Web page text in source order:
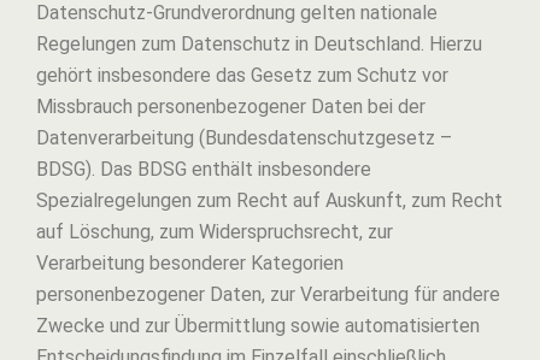
Datenschutz-Grundverordnung gelten nationale
Regelungen zum Datenschutz in Deutschland. Hierzu
gehört insbesondere das Gesetz zum Schutz vor
Missbrauch personenbezogener Daten bei der
Datenverarbeitung (Bundesdatenschutzgesetz –
BDSG). Das BDSG enthält insbesondere
Spezialregelungen zum Recht auf Auskunft, zum Recht
auf Löschung, zum Widerspruchsrecht, zur
Verarbeitung besonderer Kategorien
personenbezogener Daten, zur Verarbeitung für andere
Zwecke und zur Übermittlung sowie automatisierten